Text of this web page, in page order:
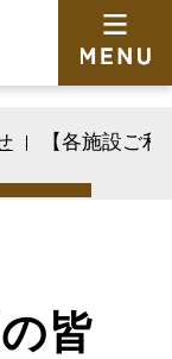
【各施設ご
皆